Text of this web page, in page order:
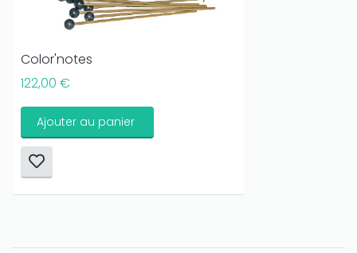
Color'notes
122,00 €
Ajouter au panier